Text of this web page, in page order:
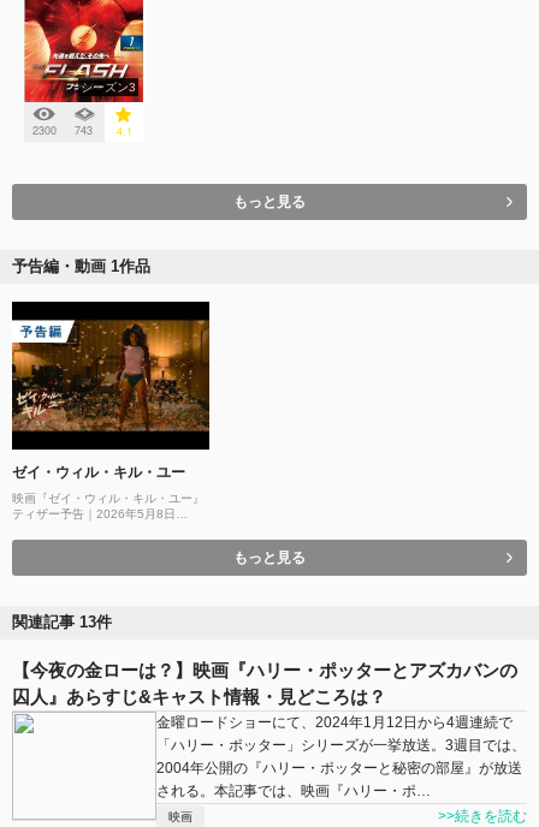
シーズン3
2300 743 4.1
もっと見る
予告編・動画 1作品
ゼイ・ウィル・キル・ユー
映画『ゼイ・ウィル・キル・ユー』
ティザー予告｜2026年5月8日
もっと見る
関連記事 13件
【今夜の金ローは？】映画『ハリー・ポッターとアズカバンの
囚人』あらすじ&キャスト情報・見どころは？
金曜ロードショーにて、2024年1月12日から4週連続で
「ハリー・ポッター」シリーズが一挙放送。3週目では、
2004年公開の『ハリー・ポッターと秘密の部屋』が放送
される。本記事では、映画『ハリー・ポ…
映画 >>続きを読む